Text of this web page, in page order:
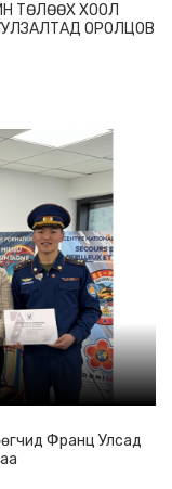
ТӨЛӨӨХ ХООЛ
ОРОЛЦОВ
Франц Улсад